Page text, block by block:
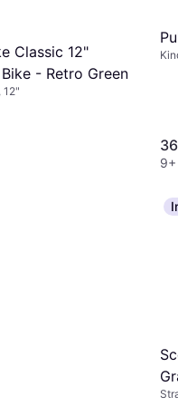
Classic 12"
- Retro Green
12"